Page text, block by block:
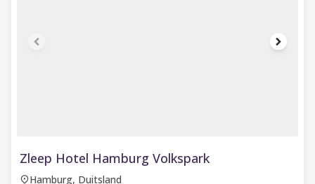
Zleep Hotel Hamburg Volkspark
Hamburg, Duitsland